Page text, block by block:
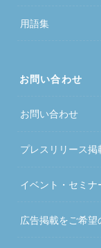
用語集
お問い合わせ
お問い合わせ
プレスリリース掲
イベント・セミ
広告掲載をご希望